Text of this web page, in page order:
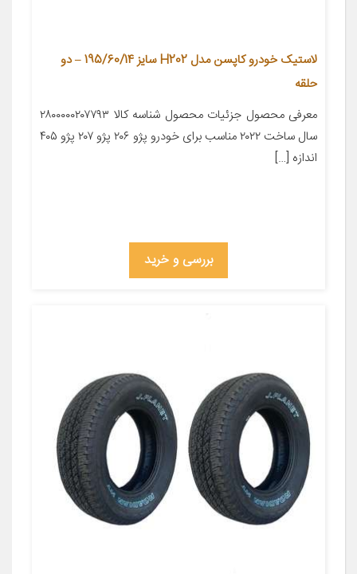
لاستیک خودرو کاپسن مدل H202 سایز 195/60/14 – دو
حلقه
معرفی محصول جزئیات محصول شناسه کالا ۲۸۰۰۰۰۰۲۰۷۷۹۳
سال ساخت ۲۰۲۲ مناسب برای خودرو پژو ۲۰۶ پژو ۲۰۷ پژو ۴۰۵
اندازه […]
بررسی و خرید